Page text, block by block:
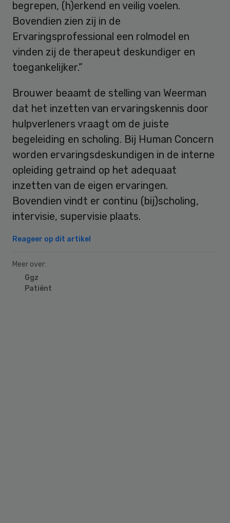
begrepen, (h)erkend en veilig voelen.
Bovendien zien zij in de
Ervaringsprofessional een rolmodel en
vinden zij de therapeut deskundiger en
toegankelijker.”
Brouwer beaamt de stelling van Weerman
dat het inzetten van ervaringskennis door
hulpverleners vraagt om de juiste
begeleiding en scholing. Bij Human Concern
worden ervaringsdeskundigen in de interne
opleiding getraind op het adequaat
inzetten van de eigen ervaringen.
Bovendien vindt er continu (bij)scholing,
intervisie, supervisie plaats.
Reageer op dit artikel
Meer over:
Ggz
Patiënt